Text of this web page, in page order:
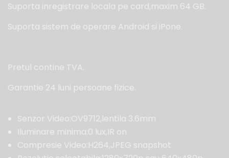
Suporta inregistrare locala pe card,maxim 64 GB.
Suporta sistem de operare Android si iPone.
Pretul contine TVA.
Garantie 24 luni persoane fizice.
Senzor Video:OV9712,lentila 3.6mm
Iluminare minima:0 lux,IR on
Compresie Video:H264,JPEG snapshot